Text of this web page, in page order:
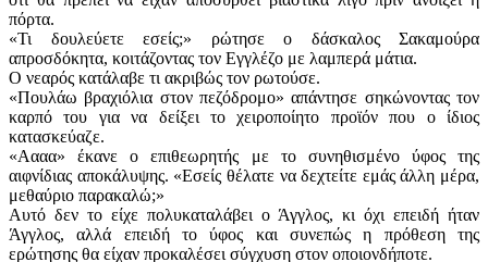
πόρτα.
«Τι δουλεύετε εσείς;» ρώτησε ο δάσκαλος Σακαμούρα
απροσδόκητα, κοιτάζοντας τον Εγγλέζο με λαμπερά μάτια.
Ο νεαρός κατάλαβε τι ακριβώς τον ρωτούσε.
«Πουλάω βραχιόλια στον πεζόδρομο» απάντησε σηκώνοντας τον
καρπό του για να δείξει το χειροποίητο προϊόν που ο ίδιος
κατασκεύαζε.
«Αααα» έκανε ο επιθεωρητής με το συνηθισμένο ύφος της
αιφνίδιας αποκάλυψης. «Εσείς θέλατε να δεχτείτε εμάς άλλη μέρα,
μεθαύριο παρακαλώ;»
Αυτό δεν το είχε πολυκαταλάβει ο Άγγλος, κι όχι επειδή ήταν
Άγγλος, αλλά επειδή το ύφος και συνεπώς η πρόθεση της
ερώτησης θα είχαν προκαλέσει σύγχυση στον οποιονδήποτε.